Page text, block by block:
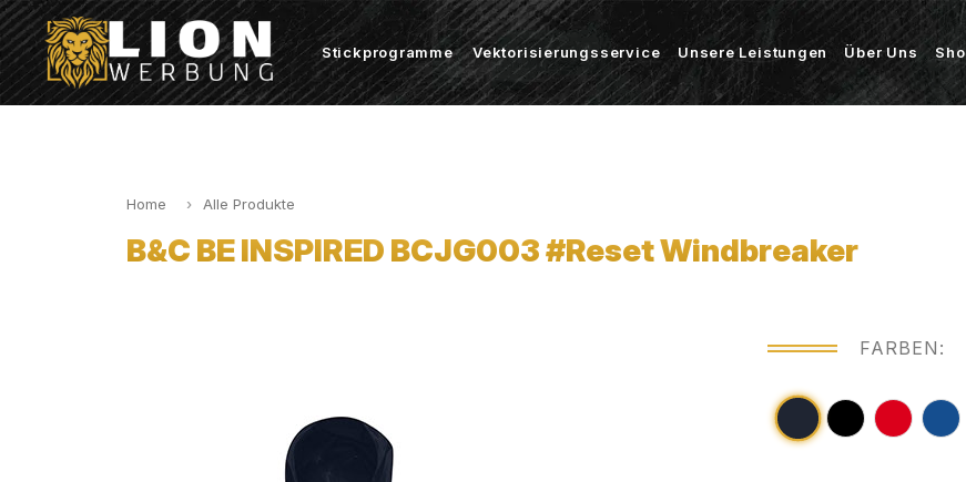
Stickprogramme Vektorisierungsservice Unsere Leistungen Über Uns
Home Alle Produkte
B&C BE INSPIRED BCJG003 #Reset Windbreaker
FARBEN: